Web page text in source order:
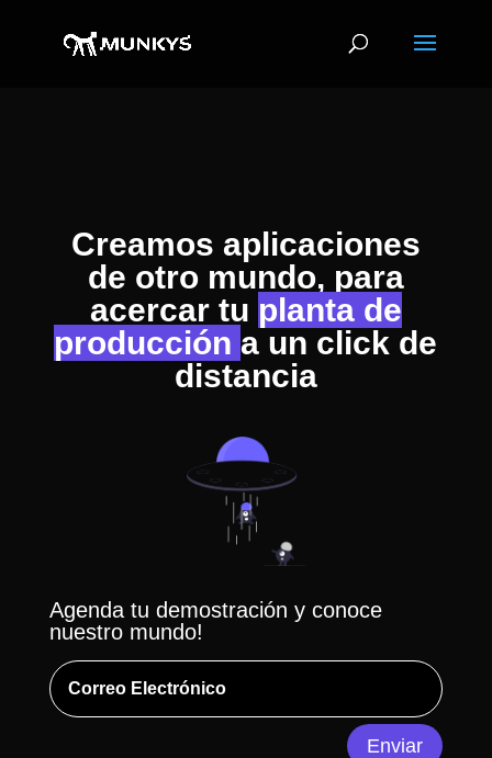
Creamos aplicaciones
de otro mundo, para
acercar tu planta de
produccióna un click de
distancia
Agenda tu demostración y conoce
nuestro mundo!
Enviar